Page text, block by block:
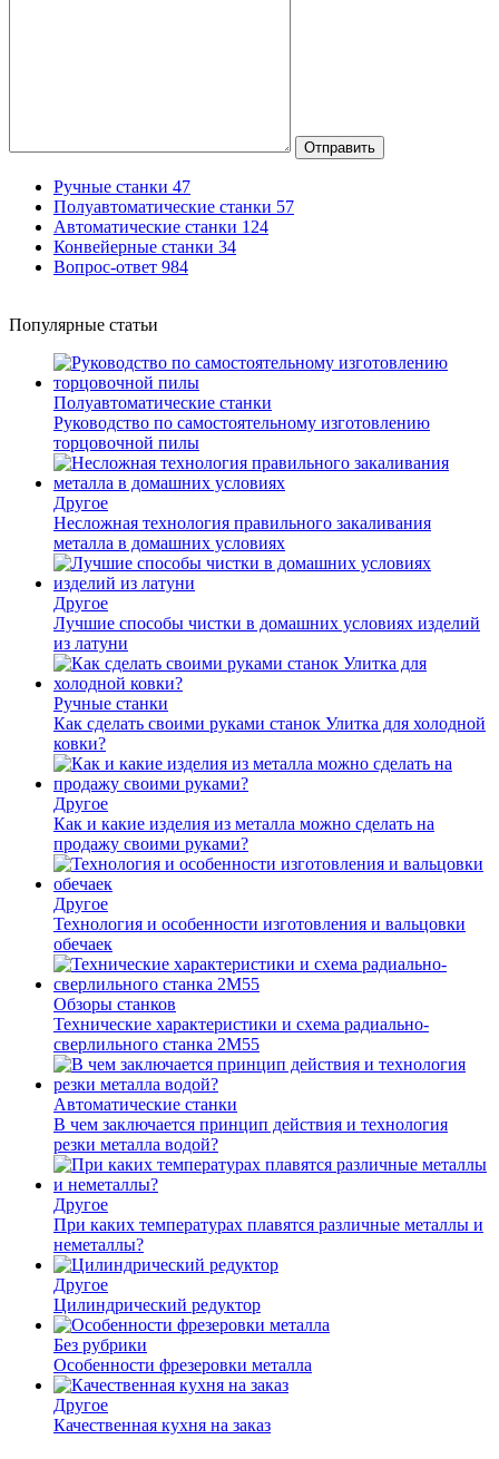
Отправить
Ручные станки 47
Полуавтоматические станки 57
Автоматические станки 124
Конвейерные станки 34
Вопрос-ответ 984
Популярные статьи
Полуавтоматические станки
Руководство по самостоятельному изготовлению
торцовочной пилы
Другое
Несложная технология правильного закаливания
металла в домашних условиях
Другое
Лучшие способы чистки в домашних условиях изделий
из латуни
Ручные станки
Как сделать своими руками станок Улитка для холодной
ковки?
Другое
Как и какие изделия из металла можно сделать на
продажу своими руками?
Другое
Технология и особенности изготовления и вальцовки
обечаек
Обзоры станков
Технические характеристики и схема радиально-
сверлильного станка 2М55
Автоматические станки
В чем заключается принцип действия и технология
резки металла водой?
Другое
При каких температурах плавятся различные металлы и
неметаллы?
Другое
Цилиндрический редуктор
Без рубрики
Особенности фрезеровки металла
Другое
Качественная кухня на заказ